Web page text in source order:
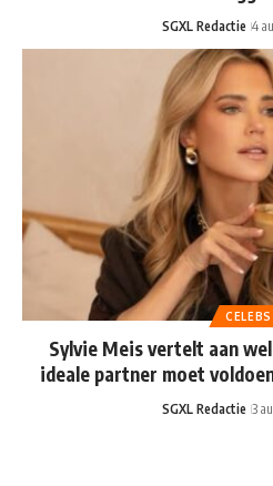
SGXL Redactie 4
CELEBS
Sylvie Meis vertelt aan
ideale partner moet
SGXL Redactie 3